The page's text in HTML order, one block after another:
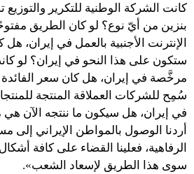
كانت الشركة الوطنية للتكرير والتوزيع
بنزين من أيّ نوع؟ لو كان الطريق
الإنترنت الأجنبية بالعمل في إيران،
ستكون على هذا النحو في إيران؟ لو
مرخَّصة في إيران، هل كان سعر
سُمِح للشركات العملاقة المنتجة
في إيران، هل سيكون ما ننتجه الآن هي
أردنا الوصول بالمواطن الإيراني إلى
الرفاهية، فعلينا القضاء على كافة
سوى هذا الطريق لإسعاد الشعب».